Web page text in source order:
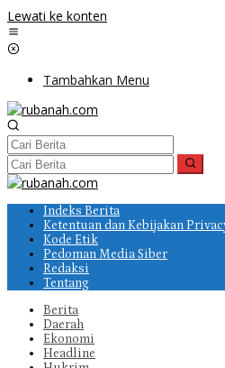
Lewati ke konten
Tambahkan Menu
Indeks Berita
Ketentuan dan Kebijakan
Kode Etik
Pedoman Media Siber
Redaksi
Tentang
Berita
Daerah
Ekonomi
Headline